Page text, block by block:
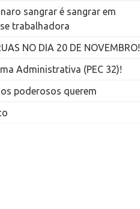
sangrar é sangrar em
trabalhadora
NO DIA 20 DE NOVEMBRO!
Administrativa (PEC 32)!
poderosos querem